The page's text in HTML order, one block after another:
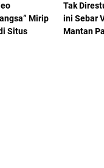
Mirip
Situs
Tak
ini Sebar
Mantan